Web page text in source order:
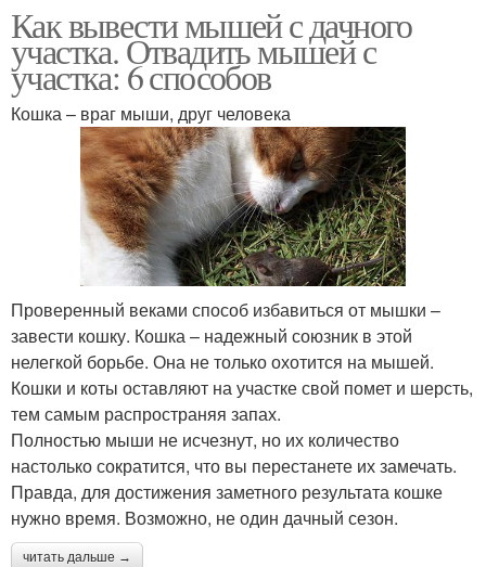
Как вывести мышей с дачного
участка. Отвадить мышей с
участка: 6 способов
Кошка – враг мыши, друг человека
Проверенный веками способ избавиться от мышки –
завести кошку. Кошка – надежный союзник в этой
нелегкой борьбе. Она не только охотится на мышей.
Кошки и коты оставляют на участке свой помет и шерсть,
тем самым распространяя запах.
Полностью мыши не исчезнут, но их количество
настолько сократится, что вы перестанете их замечать.
Правда, для достижения заметного результата кошке
нужно время. Возможно, не один дачный сезон.
читать дальше →